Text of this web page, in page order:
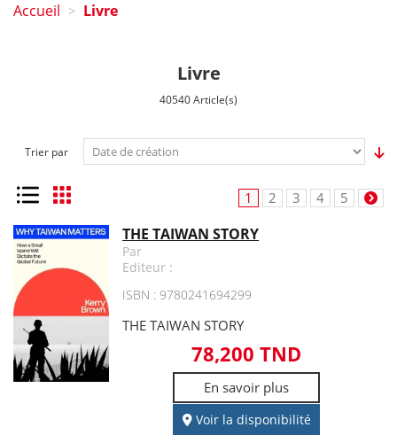
Accueil > Livre
Livre
40540 Article(s)
Trier par
Liste Grille 1 2 3 4 5
THE TAIWAN STORY
Par
Editeur :
ISBN : 9780241694299
THE TAIWAN STORY
78,200 TND
En savoir plus
Voir la disponibilité